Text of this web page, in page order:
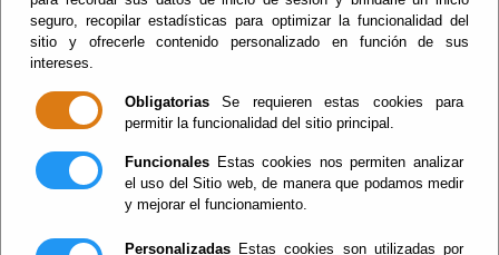
seguro, recopilar estadísticas para optimizar la funcionalidad del
sitio y ofrecerle contenido personalizado en función de sus
intereses.
Obligatorias Se requieren estas cookies para
permitir la funcionalidad del sitio principal.
Funcionales Estas cookies nos permiten analizar
el uso del Sitio web, de manera que podamos medir
y mejorar el funcionamiento.
Personalizadas Estas cookies son utilizadas por
Inicio -Cultura y Cine - dpc
Agenda Cultural
Histórica